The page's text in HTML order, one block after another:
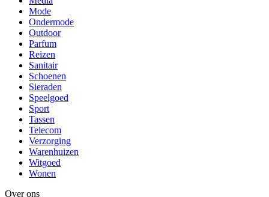
Mode
Ondermode
Outdoor
Parfum
Reizen
Sanitair
Schoenen
Sieraden
Speelgoed
Sport
Tassen
Telecom
Verzorging
Warenhuizen
Witgoed
Wonen
Over ons